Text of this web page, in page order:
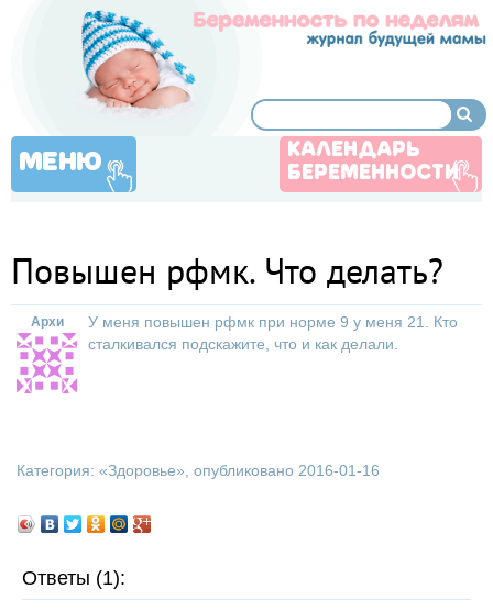
МЕНЮ
КАЛЕНДАРЬ
БЕРЕМЕННОСТИ
Повышен рфмк. Что делать?
Архи
У меня повышен рфмк при норме 9 у меня 21. Кто
сталкивался подскажите, что и как делали.
Категория: «Здоровье», опубликовано 2016-01-16
Ответы (1):